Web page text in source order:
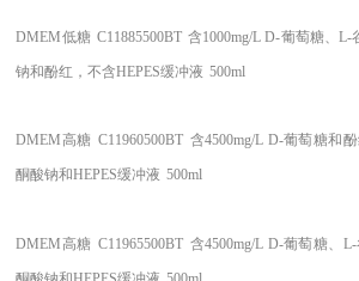
DMEM低糖 C11885500BT 含1000mg/L D-葡萄糖、L-
钠和酚红，不含HEPES缓冲液 500ml
DMEM高糖 C11960500BT 含4500mg/L D-葡萄糖和
酮酸钠和HEPES缓冲液 500ml
DMEM高糖 C11965500BT 含4500mg/L D-葡萄糖、